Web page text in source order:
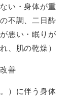
い・身体が重
不調、二日酔
悪い・眠りが
、肌の乾燥）
善
）に伴う身体